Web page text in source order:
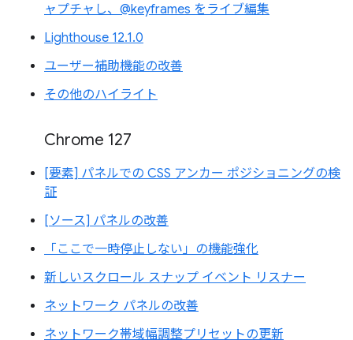
ャプチャし、@keyframes をライブ編集
Lighthouse 12.1.0
ユーザー補助機能の改善
その他のハイライト
Chrome 127
[要素] パネルでの CSS アンカー ポジショニングの検
証
[ソース] パネルの改善
「ここで一時停止しない」の機能強化
新しいスクロール スナップ イベント リスナー
ネットワーク パネルの改善
ネットワーク帯域幅調整プリセットの更新